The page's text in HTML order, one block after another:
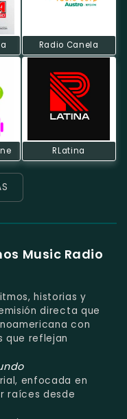
Radio Canela
RLatina
Music Radio
historias y
directa que
con
que reflejan
enfocada en
raíces desde